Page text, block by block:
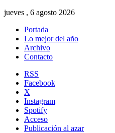
jueves , 6 agosto 2026
Portada
Lo mejor del año
Archivo
Contacto
RSS
Facebook
X
Instagram
Spotify
Acceso
Publicación al azar